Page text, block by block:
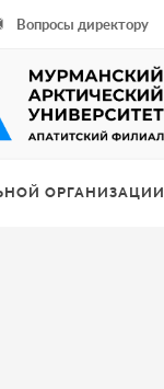
Вопросы директору
ОРГАНИЗАЦИИ